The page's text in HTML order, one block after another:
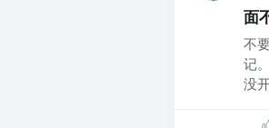
面
不
记
没